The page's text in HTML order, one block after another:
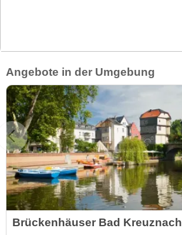
Angebote in der Umgebung
Brückenhäuser Bad Kreuznach